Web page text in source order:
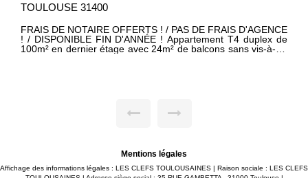
TOULOUSE 31400
FRAIS DE NOTAIRE OFFERTS ! / PAS DE FRAIS D'AGENCE
! / DISPONIBLE FIN D'ANNÉE ! Appartement T4 duplex de
100m² en dernier étage avec 24m² de balcons sans vis-à-vis
serviettes. -2 WC séparés. -Parking en sous-sol. -Belles
FONTENELLE 06-43-92-31-28
Mentions légales
Affichage des informations légales : LES CLEFS TOULOUSAINES | Raison sociale : LES CLEFS